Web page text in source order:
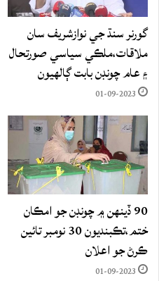
گورنر سنڌ جي نوازشريف سان
ملاقات،ملڪي سياسي صورتحال
۽ عام چونڊن بابت ڳالهيون
01-09-2023
90 ڏينهن ۾ چونڊن جو امڪان
ختم،تڪبنديون 30 نومبر تائين
ڪرڻ جو اعلان
01-09-2023